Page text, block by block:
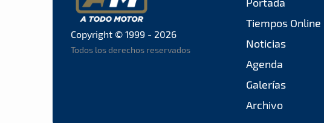
Copyright © 1999 - 2026
Todos los derechos reservados
Tiempos Online
Noticias
Agenda
Galerías
Archivo